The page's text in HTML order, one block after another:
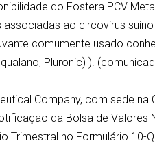
do Fostera PCV
ao circovírus
comumente usado
Pluronic) ).
Company, com sede
da Bolsa de Valores
Trimestral no Formulário